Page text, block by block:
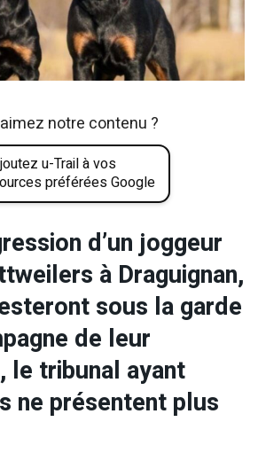
notre contenu ?
u-Trail à vos
préférées Google
d’un joggeur
à Draguignan,
sous la garde
de leur
le tribunal ayant
ne présentent plus